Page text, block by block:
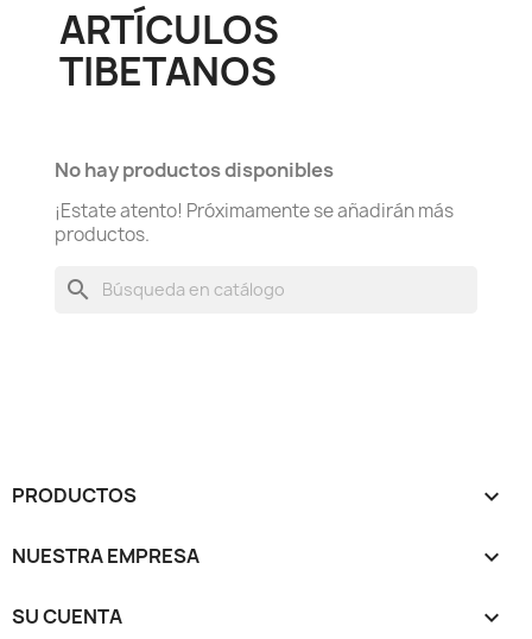
ARTÍCULOS
TIBETANOS
No hay productos disponibles
¡Estate atento! Próximamente se añadirán más
productos.
search
PRODUCTOS 
NUESTRA EMPRESA 
SU CUENTA 